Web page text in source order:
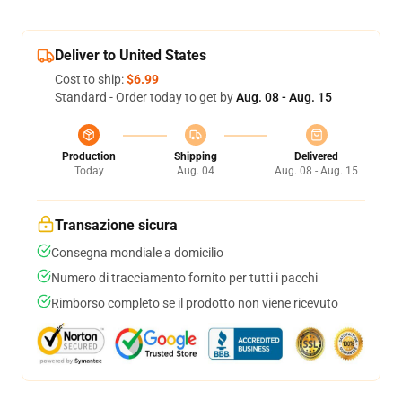
Deliver to United States
Cost to ship:$6.99
Standard - Order today to get byAug. 08 - Aug. 15
Production
Today
Shipping
Aug. 04
Delivered
Aug. 08 - Aug. 15
Transazione sicura
Consegna mondiale a domicilio
Numero di tracciamento fornito per tutti i pacchi
Rimborso completo se il prodotto non viene ricevuto